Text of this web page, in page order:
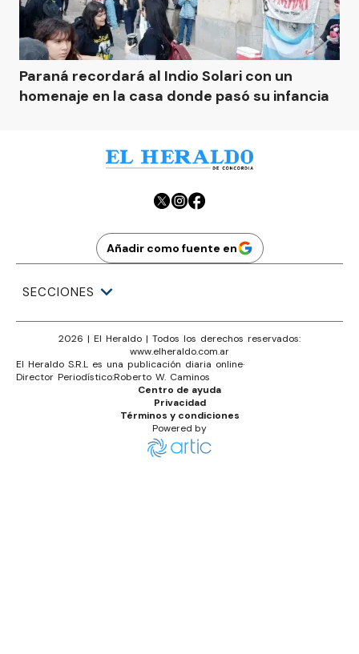
Paraná recordará al Indio Solari con un
homenaje en la casa donde pasó su infancia
Añadir como fuente en
SECCIONES
2026 | El Heraldo | Todos los derechos reservados:
www.elheraldo.com.ar
El Heraldo S.R.L es una publicación diaria online·
Director Periodístico:Roberto W. Caminos
Términos y condiciones
Privacidad
Centro de ayuda
Powered by